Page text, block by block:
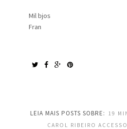
Mil bjos
Fran
LEIA MAIS POSTS SOBRE: 19
CAROL RIBEIRO